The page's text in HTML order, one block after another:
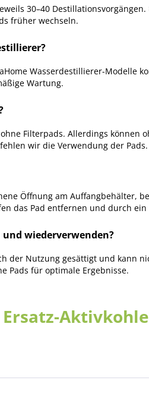
30–40
früher wechseln.
Wasserdestillierer-Modelle
Wartung.
Filterpads. Allerdings können
wir die Verwendung der Pads.
Öffnung am Auffangbehälter,
das Pad entfernen und durch ein
wiederverwenden?
der Nutzung gesättigt und kann
Pads für optimale Ergebnisse.